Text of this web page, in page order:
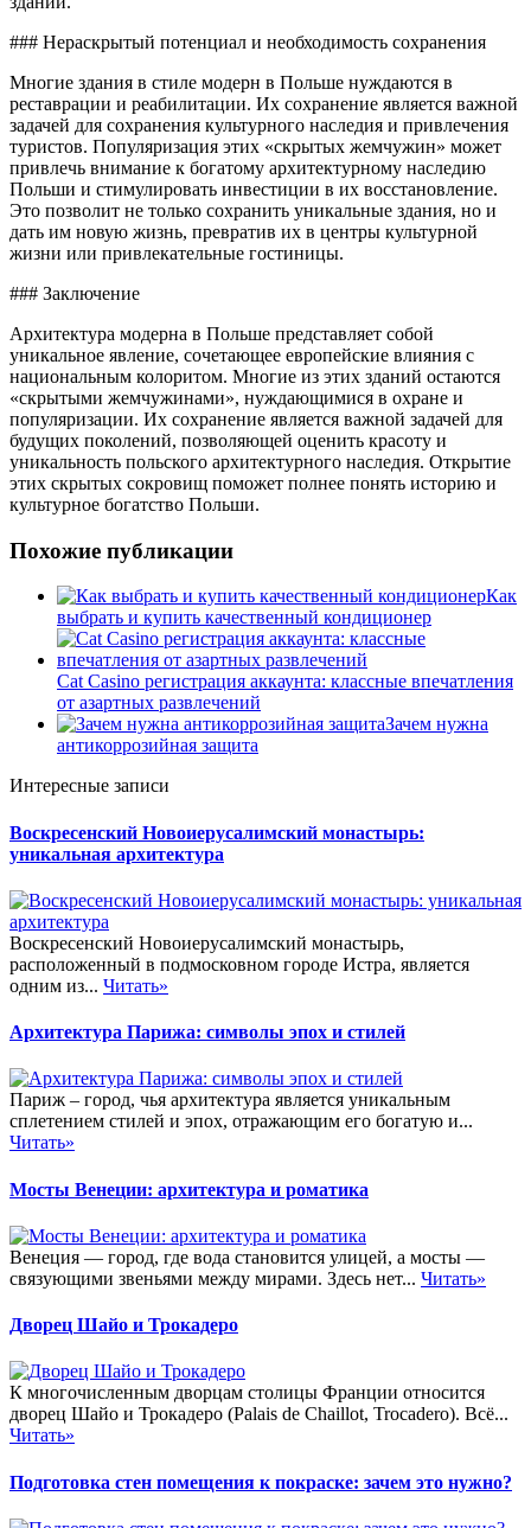
### Нераскрытый потенциал и необходимость сохранения
Многие здания в стиле модерн в Польше нуждаются в
реставрации и реабилитации. Их сохранение является важной
задачей для сохранения культурного наследия и привлечения
туристов. Популяризация этих «скрытых жемчужин» может
привлечь внимание к богатому архитектурному наследию
Польши и стимулировать инвестиции в их восстановление.
Это позволит не только сохранить уникальные здания, но и
дать им новую жизнь, превратив их в центры культурной
жизни или привлекательные гостиницы.
### Заключение
Архитектура модерна в Польше представляет собой
уникальное явление, сочетающее европейские влияния с
национальным колоритом. Многие из этих зданий остаются
«скрытыми жемчужинами», нуждающимися в охране и
популяризации. Их сохранение является важной задачей для
будущих поколений, позволяющей оценить красоту и
уникальность польского архитектурного наследия. Открытие
этих скрытых сокровищ поможет полнее понять историю и
культурное богатство Польши.
Похожие публикации
Как
выбрать и купить качественный кондиционер
Cat Casino регистрация аккаунта: классные впечатления
от азартных развлечений
Зачем нужна
антикоррозийная защита
Интересные записи
Воскресенский Новоиерусалимский монастырь:
уникальная архитектура
Воскресенский Новоиерусалимский монастырь,
расположенный в подмосковном городе Истра, является
одним из... Читать»
Архитектура Парижа: символы эпох и стилей
Париж – город, чья архитектура является уникальным
сплетением стилей и эпох, отражающим его богатую и...
Читать»
Мосты Венеции: архитектура и роматика
Венеция — город, где вода становится улицей, а мосты —
связующими звеньями между мирами. Здесь нет... Читать»
Дворец Шайо и Трокадеро
К многочисленным дворцам столицы Франции относится
дворец Шайо и Трокадеро (Palais de Chaillot, Trocadero). Всё...
Читать»
Подготовка стен помещения к покраске: зачем это нужно?